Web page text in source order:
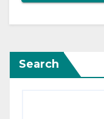
Search